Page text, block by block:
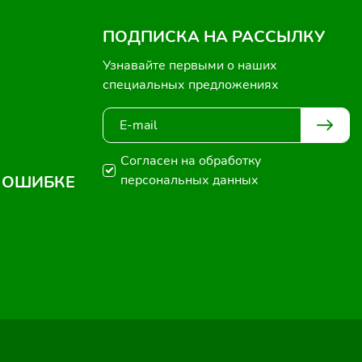
ПОДПИСКА НА РАССЫЛКУ
Узнавайте первыми о наших
специальных предложениях
Согласен на обработку
персональных данных